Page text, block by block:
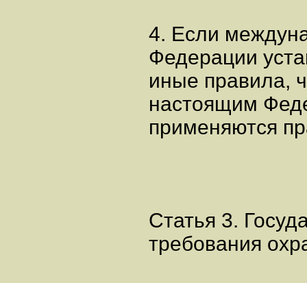
4. Если
Федерации
иные правила,
настоящим
применяются
Статья 3.
требования